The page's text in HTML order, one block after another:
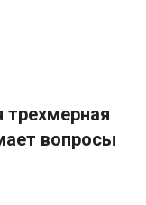
трехмерная
вопросы